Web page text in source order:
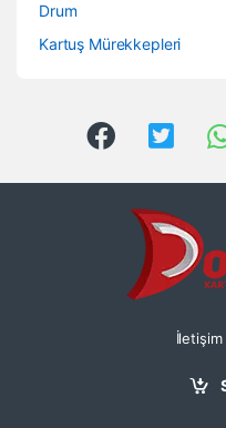
Drum
Kartuş Mürekkepleri
İletişim